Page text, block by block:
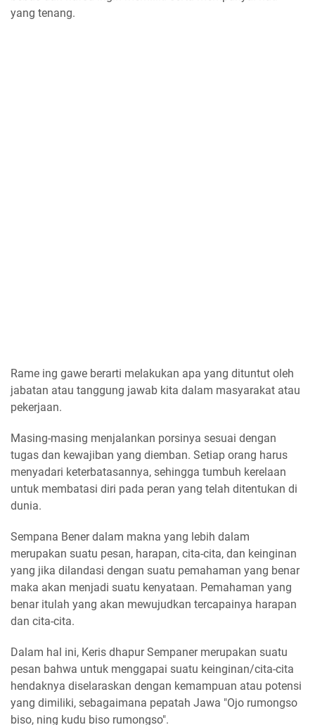
yang tenang.
Rame ing gawe berarti melakukan apa yang dituntut oleh
jabatan atau tanggung jawab kita dalam masyarakat atau
pekerjaan.
Masing-masing menjalankan porsinya sesuai dengan
tugas dan kewajiban yang diemban. Setiap orang harus
menyadari keterbatasannya, sehingga tumbuh kerelaan
untuk membatasi diri pada peran yang telah ditentukan di
dunia.
Sempana Bener dalam makna yang lebih dalam
merupakan suatu pesan, harapan, cita-cita, dan keinginan
yang jika dilandasi dengan suatu pemahaman yang benar
maka akan menjadi suatu kenyataan. Pemahaman yang
benar itulah yang akan mewujudkan tercapainya harapan
dan cita-cita.
Dalam hal ini, Keris dhapur Sempaner merupakan suatu
pesan bahwa untuk menggapai suatu keinginan/cita-cita
hendaknya diselaraskan dengan kemampuan atau potensi
yang dimiliki, sebagaimana pepatah Jawa "Ojo rumongso
biso, ning kudu biso rumongso".